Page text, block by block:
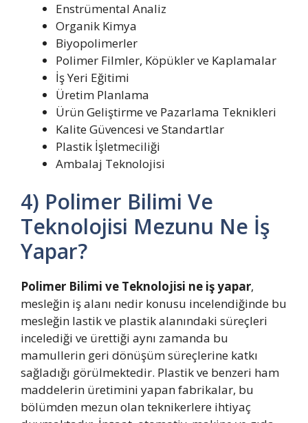
Enstrümental Analiz
Organik Kimya
Biyopolimerler
Polimer Filmler, Köpükler ve Kaplamalar
İş Yeri Eğitimi
Üretim Planlama
Ürün Geliştirme ve Pazarlama Teknikleri
Kalite Güvencesi ve Standartlar
Plastik İşletmeciliği
Ambalaj Teknolojisi
4) Polimer Bilimi Ve
Teknolojisi Mezunu Ne İş
Yapar?
Polimer Bilimi ve Teknolojisi ne iş yapar,
mesleğin iş alanı nedir konusu incelendiğinde bu
mesleğin lastik ve plastik alanındaki süreçleri
incelediği ve ürettiği aynı zamanda bu
mamullerin geri dönüşüm süreçlerine katkı
sağladığı görülmektedir. Plastik ve benzeri ham
maddelerin üretimini yapan fabrikalar, bu
bölümden mezun olan teknikerlere ihtiyaç